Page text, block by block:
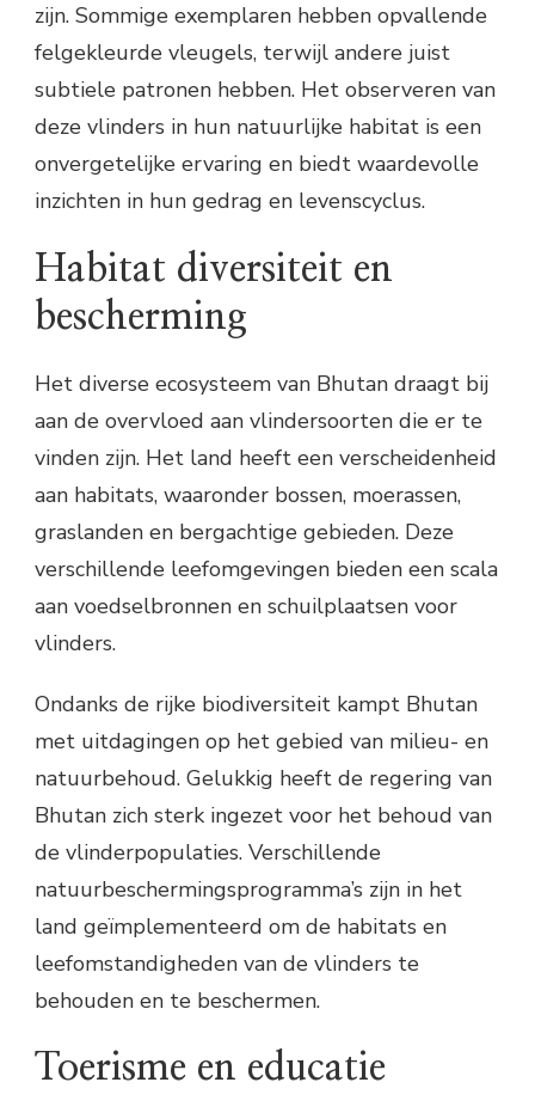
zijn. Sommige exemplaren hebben opvallende
felgekleurde vleugels, terwijl andere juist
subtiele patronen hebben. Het observeren van
deze vlinders in hun natuurlijke habitat is een
onvergetelijke ervaring en biedt waardevolle
inzichten in hun gedrag en levenscyclus.
Habitat diversiteit en
bescherming
Het diverse ecosysteem van Bhutan draagt bij
aan de overvloed aan vlindersoorten die er te
vinden zijn. Het land heeft een verscheidenheid
aan habitats, waaronder bossen, moerassen,
graslanden en bergachtige gebieden. Deze
verschillende leefomgevingen bieden een scala
aan voedselbronnen en schuilplaatsen voor
vlinders.
Ondanks de rijke biodiversiteit kampt Bhutan
met uitdagingen op het gebied van milieu- en
natuurbehoud. Gelukkig heeft de regering van
Bhutan zich sterk ingezet voor het behoud van
de vlinderpopulaties. Verschillende
natuurbeschermingsprogramma’s zijn in het
land geïmplementeerd om de habitats en
leefomstandigheden van de vlinders te
behouden en te beschermen.
Toerisme en educatie